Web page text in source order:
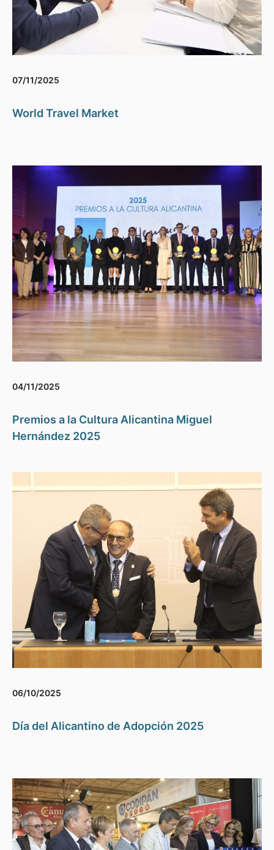
07/11/2025
World Travel Market
04/11/2025
Premios a la Cultura Alicantina Miguel
Hernández 2025
06/10/2025
Día del Alicantino de Adopción 2025